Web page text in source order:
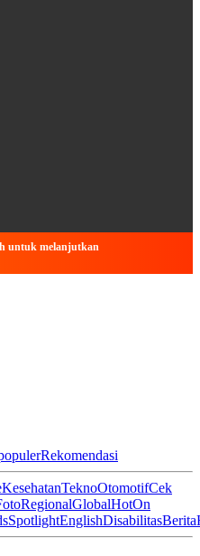
untuk melanjutkan
Rekomendasi
KesehatanTeknoOtomotifCek
RegionalGlobalHotOn
SpotlightEnglishDisabilitasBerita